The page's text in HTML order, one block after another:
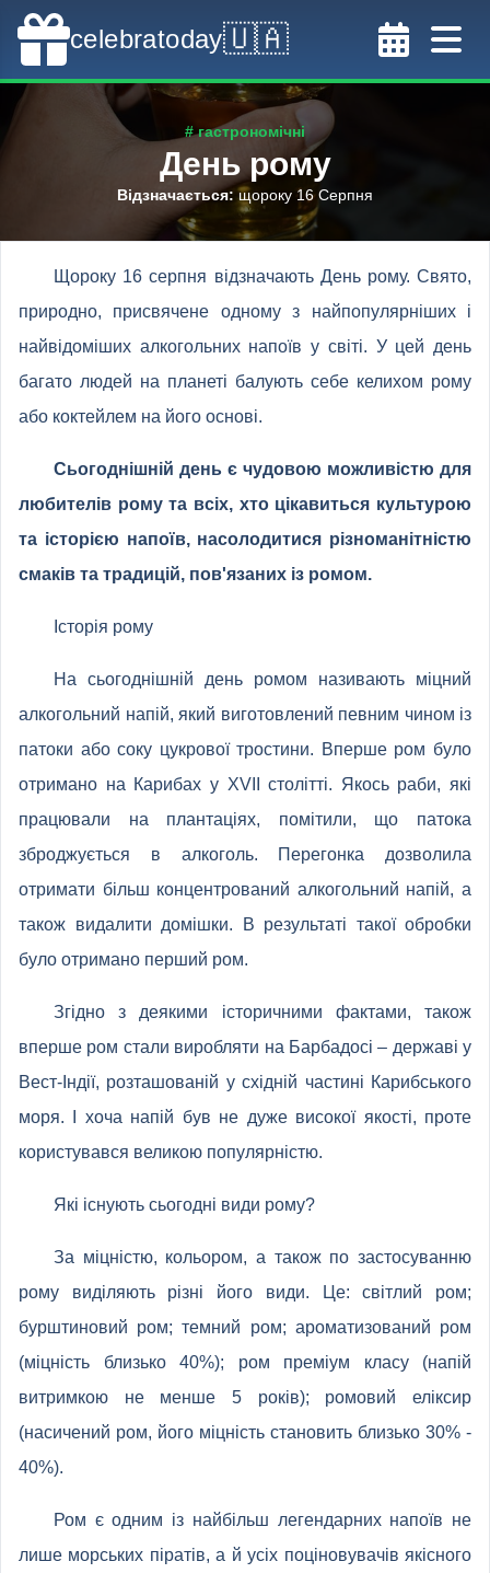
celebratoday🇺🇦
# гастрономічні
День рому
Відзначається:щороку 16 Серпня
Щороку 16 серпня відзначають День рому. Свято,
природно, присвячене одному з найпопулярніших і
найвідоміших алкогольних напоїв у світі. У цей день
багато людей на планеті балують себе келихом рому
або коктейлем на його основі.
Сьогоднішній день є чудовою можливістю для
любителів рому та всіх, хто цікавиться культурою
та історією напоїв, насолодитися різноманітністю
смаків та традицій, пов'язаних із ромом.
Історія рому
На сьогоднішній день ромом називають міцний
алкогольний напій, який виготовлений певним чином із
патоки або соку цукрової тростини. Вперше ром було
отримано на Карибах у XVII столітті. Якось раби, які
працювали на плантаціях, помітили, що патока
зброджується в алкоголь. Перегонка дозволила
отримати більш концентрований алкогольний напій, а
також видалити домішки. В результаті такої обробки
було отримано перший ром.
Згідно з деякими історичними фактами, також
вперше ром стали виробляти на Барбадосі – державі у
Вест-Індії, розташованій у східній частині Карибського
моря. І хоча напій був не дуже високої якості, проте
користувався великою популярністю.
Які існують сьогодні види рому?
За міцністю, кольором, а також по застосуванню
рому виділяють різні його види. Це: світлий ром;
бурштиновий ром; темний ром; ароматизований ром
(міцність близько 40%); ром преміум класу (напій
витримкою не менше 5 років); ромовий еліксир
(насичений ром, його міцність становить близько 30% -
40%).
Ром є одним із найбільш легендарних напоїв не
лише морських піратів, а й усіх поціновувачів якісного